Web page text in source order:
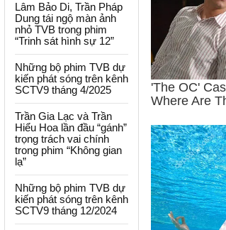
Lâm Bảo Di, Trần Pháp
Dung tái ngộ màn ảnh
nhỏ TVB trong phim
“Trinh sát hình sự 12”
Những bộ phim TVB dự
kiến phát sóng trên kênh
SCTV9 tháng 4/2025
Trần Gia Lạc và Trần
Hiểu Hoa lần đầu “gánh”
trọng trách vai chính
trong phim “Không gian
lạ”
Những bộ phim TVB dự
kiến phát sóng trên kênh
SCTV9 tháng 12/2024